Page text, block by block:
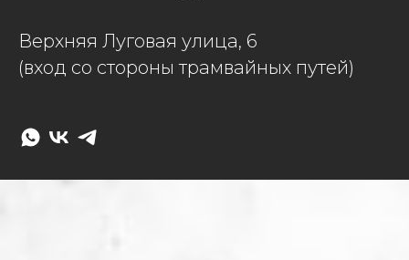
Верхняя Луговая улица, 6
(вход со стороны трамвайных путей)